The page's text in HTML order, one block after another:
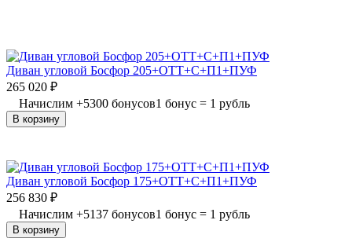
Диван угловой Босфор 205+ОТТ+С+П1+ПУФ
265 020 ₽
Начислим +5300 бонусов1 бонус = 1 рубль
В корзину
Диван угловой Босфор 175+ОТТ+С+П1+ПУФ
256 830 ₽
Начислим +5137 бонусов1 бонус = 1 рубль
В корзину